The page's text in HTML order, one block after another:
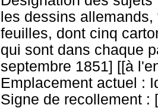
les dessins
feuilles, dont cinq
qui sont dans chaque
septembre 1851] [[à
Emplacement actuel :
Signe de recollement :